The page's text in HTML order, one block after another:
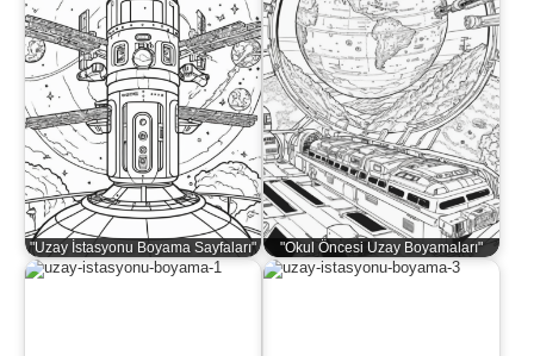
"Uzay İstasyonu Boyama Sayfaları" "Okul Öncesi Uzay Boyamaları"